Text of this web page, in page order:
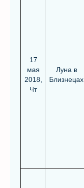
17
мая
2018,
Чт
Луна в
Близнецах